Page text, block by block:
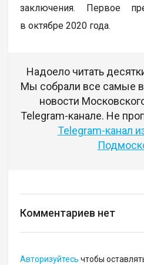
заключения. Первое
в октябре 2020 года.
Надоело читать
Мы собрали все самые
новости
Telegram-канале. Не
Telegram-канал
Комментариев нет
Авторизуйтесь чтобы